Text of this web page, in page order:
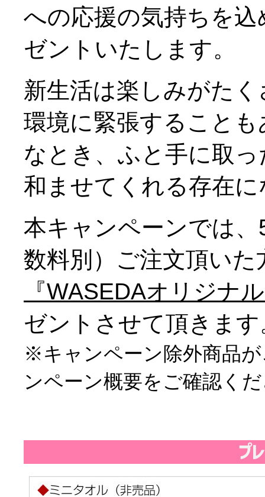
への応援の気持ちを
ゼントいたします。
新生活は楽しみがた
環境に緊張すること
なとき、ふと手に取
和ませてくれる存在
本キャンペーンでは
数料別）ご注文頂いた
『WASEDAオリジナ
ゼントさせて頂きます
※キャンペーン除外商品
ンペーン概要をご確認く